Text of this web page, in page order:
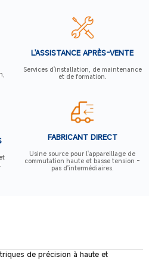
L'ASSISTANCE APRÈS-VENTE
Services d'installation, de maintenance
et de formation.
FABRICANT DIRECT
Usine source pour l'appareillage de
commutation haute et basse tension -
pas d'intermédiaires.
de précision à haute et